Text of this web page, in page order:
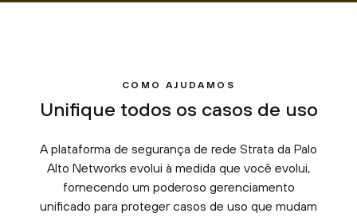
COMO AJUDAMOS
Unifique todos os casos de uso
A plataforma de segurança de rede Strata da Palo
Alto Networks evolui à medida que você evolui,
fornecendo um poderoso gerenciamento
unificado para proteger casos de uso que mudam